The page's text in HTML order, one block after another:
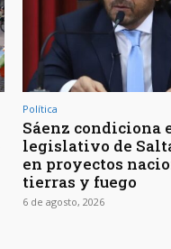
Política
Sáenz condiciona
legislativo de
en proyectos
tierras y fuego
6 de agosto, 2026